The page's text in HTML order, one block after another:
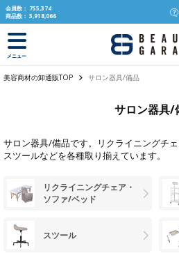
text.skipToContent
text.skipToNavigation
会員数： 755,374
商品数： 3,918,066
メニュー
美容商材の卸通販TOP サロン器具/備品
サロン器具/
サロン器具/備品です。 リクライニングチ
スツールなどを各種取り揃えています。
リクライニングチェア・
ソファ/ベッド
スツール